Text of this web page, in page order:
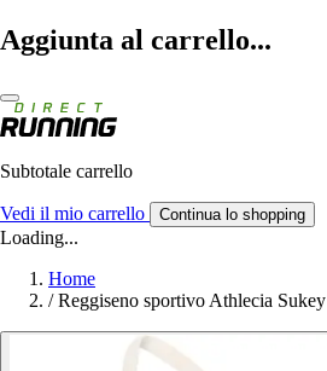
Aggiunta al carrello...
Subtotale carrello
Vedi il mio carrello Continua lo shopping
Loading...
Home
/ Reggiseno sportivo Athlecia Sukey